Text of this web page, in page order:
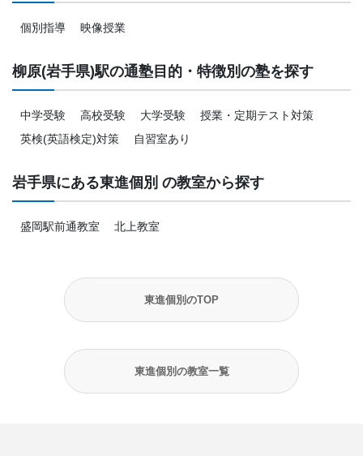
個別指導 映像授業
柳原(岩手県)駅の通塾目的・特徴別の塾を探す
中学受験 高校受験 大学受験
授業・定期テスト対策
英検(英語検定)対策
自習室あり
岩手県にある東進個別 の教室から探す
盛岡駅前通教室 北上教室
東進個別のTOP
東進個別の教室一覧